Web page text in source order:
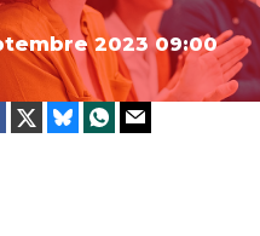
2023 09:00